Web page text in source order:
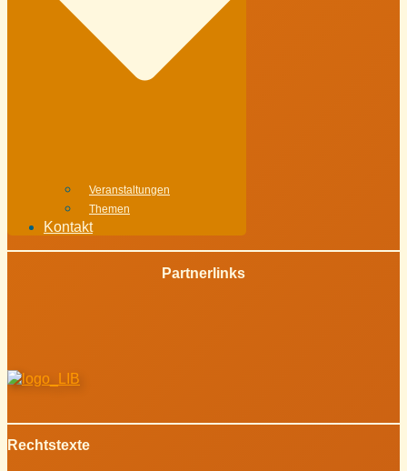
Veranstaltungen
Themen
Kontakt
Partnerlinks
Rechtstexte